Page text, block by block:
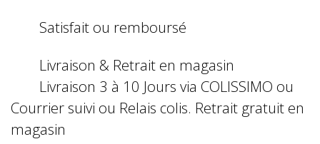
Satisfait ou remboursé
Livraison & Retrait en magasin
Livraison 3 à 10 Jours via COLISSIMO ou
Courrier suivi ou Relais colis. Retrait gratuit en
magasin